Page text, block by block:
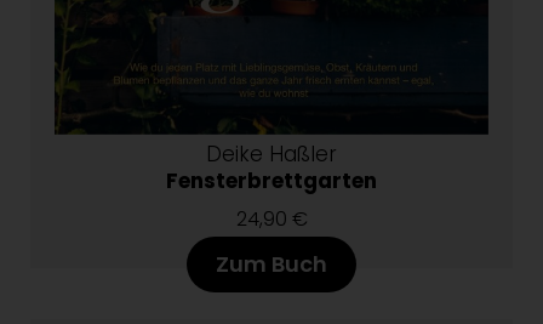
Deike Haßler
Fensterbrettgarten
24,90 €
Zum Buch